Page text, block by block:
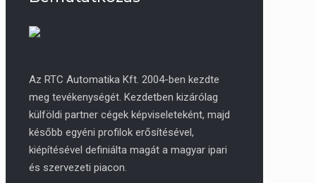
Az RTC Automatika Kft. 2004-ben kezdte
meg tevékenységét. Kezdetben kizárólag
külföldi partner cégek képviseleteként, majd
később egyéni profilok erősítésével,
kiépítésével definiálta magát a magyar ipari
és szervezeti piacon.